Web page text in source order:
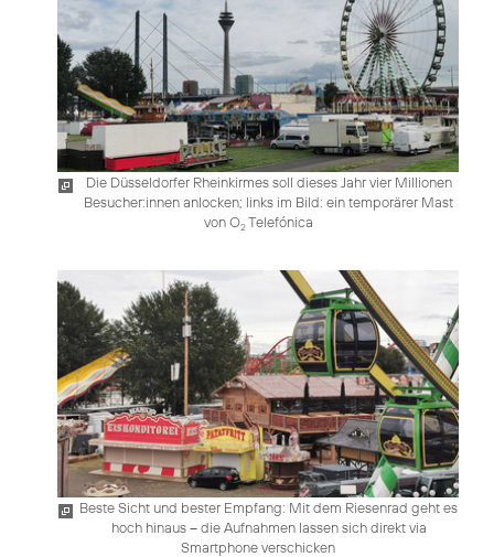
Die Düsseldorfer Rheinkirmes soll dieses Jahr vier Millionen
Besucher:innen anlocken; links im Bild: ein temporärer Mast
von O2Telefónica
Beste Sicht und bester Empfang: Mit dem Riesenrad geht es
hoch hinaus – die Aufnahmen lassen sich direkt via
Smartphone verschicken